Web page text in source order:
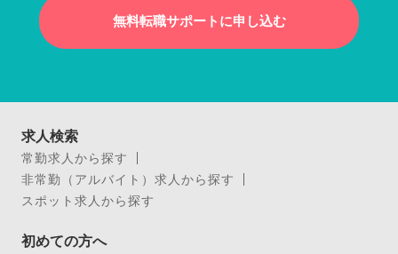
無料転職サポートに申し込む
求人検索
常勤求人から探す
非常勤（アルバイト）求人から探す
スポット求人から探す
初めての方へ